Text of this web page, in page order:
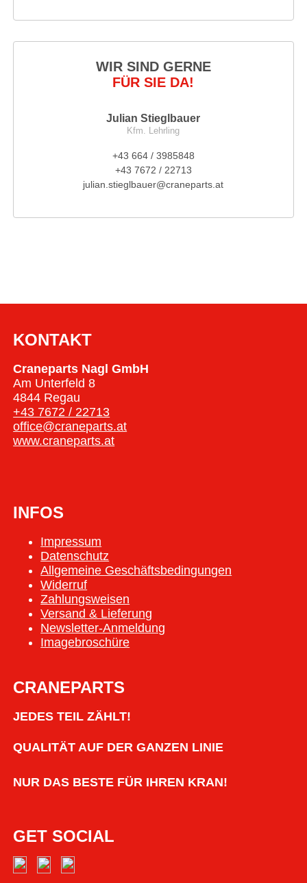
WIR SIND GERNE
FÜR SIE DA!
Julian Stieglbauer
Kfm. Lehrling
+43 664 / 3985848
+43 7672 / 22713
julian.stieglbauer@craneparts.at
KONTAKT
Craneparts Nagl GmbH
Am Unterfeld 8
4844 Regau
+43 7672 / 22713
office@craneparts.at
www.craneparts.at
INFOS
Impressum
Datenschutz
Allgemeine Geschäftsbedingungen
Widerruf
Zahlungsweisen
Versand & Lieferung
Newsletter-Anmeldung
Imagebroschüre
CRANEPARTS
JEDES TEIL ZÄHLT!
QUALITÄT AUF DER GANZEN LINIE
NUR DAS BESTE FÜR IHREN KRAN!
GET SOCIAL